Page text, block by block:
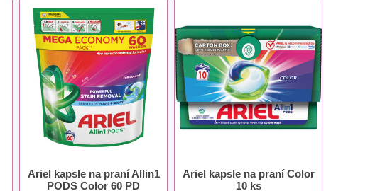
Ariel kapsle na praní Allin1
PODS Color 60 PD
Ariel kapsle na praní Color
10 ks